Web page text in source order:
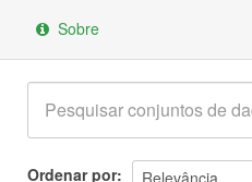
Sobre
Ordenar por